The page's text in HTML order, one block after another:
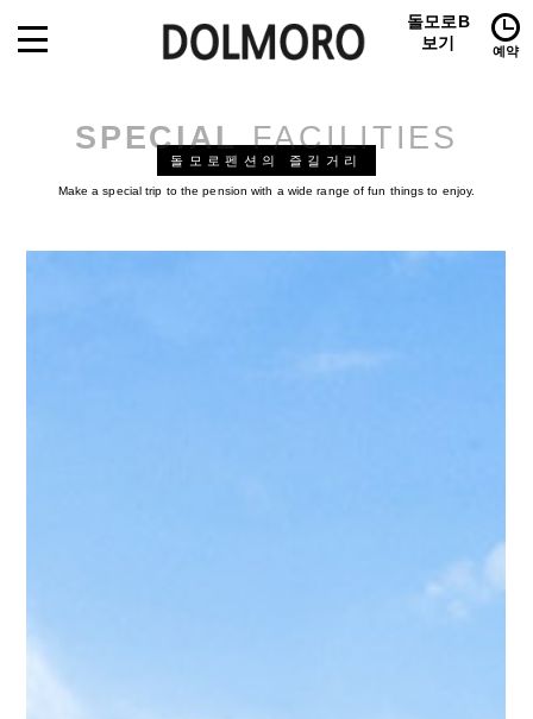
돌모로B
보기
예약
SPECIALFACILITIES
돌모로펜션의 즐길거리
Make a special trip to the pension with a wide range of fun things to enjoy.